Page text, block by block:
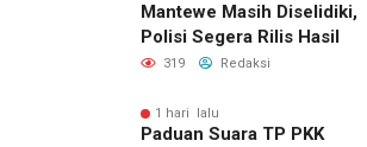
Mantewe Masih Diselidiki,
Polisi Segera Rilis Hasil
319 Redaksi
1 hari lalu
Paduan Suara TP PKK